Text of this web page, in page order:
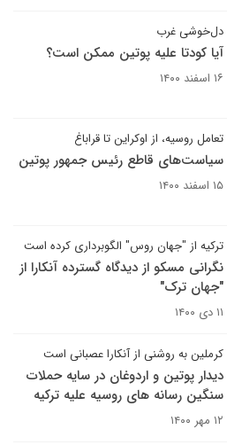
دل‌خوشی غرب
آیا کودتا علیه پوتین ممکن است؟
۱۶ اسفند ۱۴۰۰
تعامل روسیه، از اوکراین تا قراباغ
سیاست‌های قاطع رئیس جمهور پوتین
۱۵ اسفند ۱۴۰۰
ترکیه از "جهان روس" الگوبرداری کرده است
نگرانی مسکو از دیدگاه گسترده آنکارا از
"جهان ترک"
۱۱ دی ۱۴۰۰
کرملین به روشنی از آنکارا عصبانی است
دیدار پوتین و اردوغان در سایه حملات
سنگین رسانه های روسیه علیه ترکیه
۱۲ مهر ۱۴۰۰